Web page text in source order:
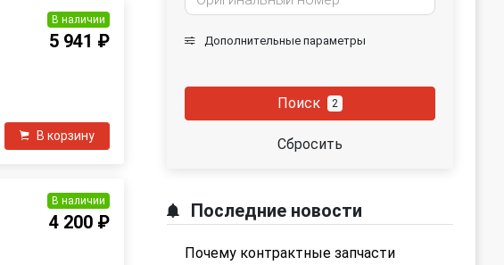
В наличии
5 941 ₽
В корзину
В наличии
4 200 ₽
Дополнительные параметры
Поиск 2
Сбросить
Последние новости
Почему контрактные запчасти